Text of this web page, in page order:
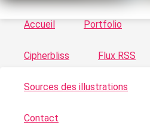
Accueil Portfolio
Cipherbliss Flux RSS
Sources des illustrations
Contact